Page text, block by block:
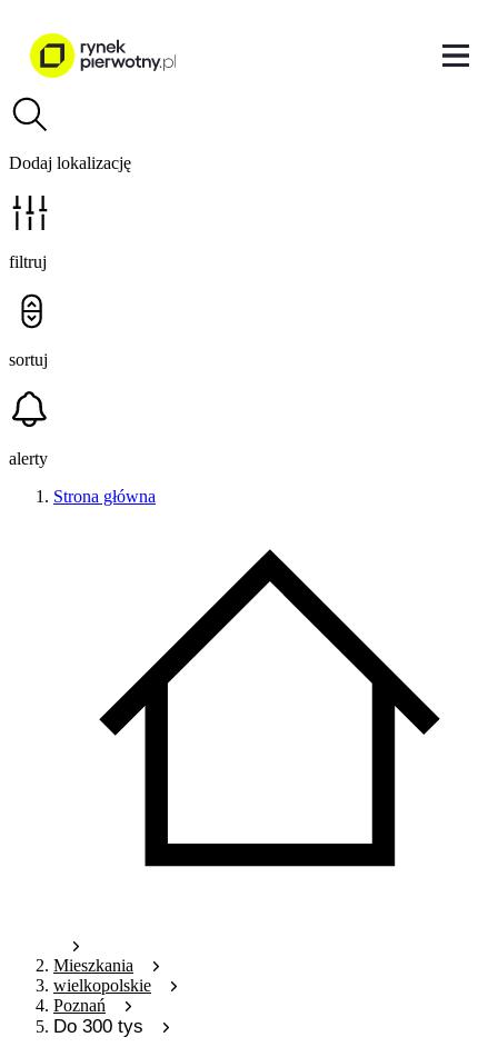
Dodaj lokalizację
filtruj
sortuj
alerty
Strona główna
Mieszkania
wielkopolskie
Poznań
Do 300 tys